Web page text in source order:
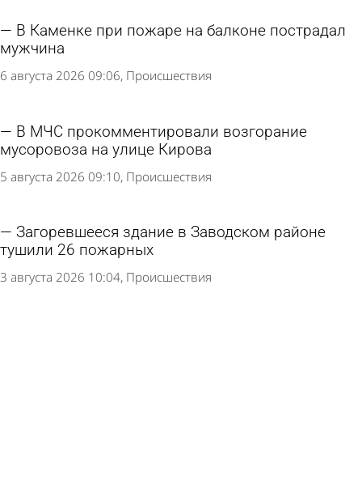
В Каменке при пожаре на балконе пострадал
мужчина
6 августа 2026 09:06 Происшествия
В МЧС прокомментировали возгорание
мусоровоза на улице Кирова
5 августа 2026 09:10 Происшествия
Загоревшееся здание в Заводском районе
тушили 26 пожарных
3 августа 2026 10:04 Происшествия